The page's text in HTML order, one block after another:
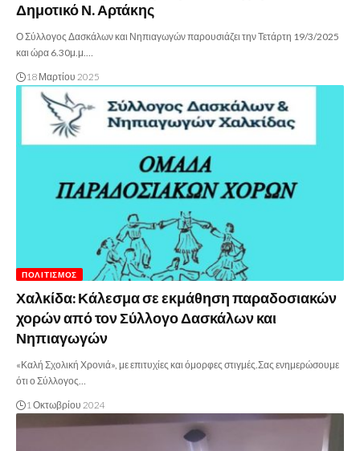
Δημοτικό Ν. Αρτάκης
Ο Σύλλογος Δασκάλων και Νηπιαγωγών παρουσιάζει την Τετάρτη 19/3/2025
και ώρα 6.30μ.μ.…
18 Μαρτίου 2025
ΠΟΛΙΤΙΣΜΌΣ
Χαλκίδα: Κάλεσμα σε εκμάθηση παραδοσιακών
χορών από τον Σύλλογο Δασκάλων και
Νηπιαγωγών
«Καλή Σχολική Χρονιά», με επιτυχίες και όμορφες στιγμές.Σας ενημερώσουμε
ότι ο Σύλλογος…
1 Οκτωβρίου 2024